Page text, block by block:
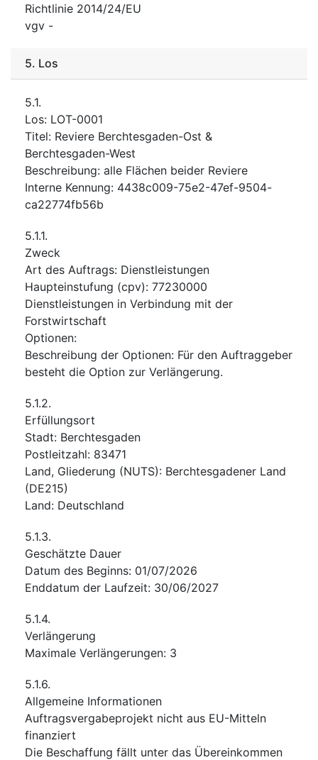
Richtlinie 2014/24/EU
vgv -
5. Los
5.1.
Los: LOT-0001
Titel: Reviere Berchtesgaden-Ost &
Berchtesgaden-West
Beschreibung: alle Flächen beider Reviere
Interne Kennung: 4438c009-75e2-47ef-9504-
ca22774fb56b
5.1.1.
Zweck
Art des Auftrags: Dienstleistungen
Haupteinstufung (cpv): 77230000
Dienstleistungen in Verbindung mit der
Forstwirtschaft
Optionen:
Beschreibung der Optionen: Für den Auftraggeber
besteht die Option zur Verlängerung.
5.1.2.
Erfüllungsort
Stadt: Berchtesgaden
Postleitzahl: 83471
Land, Gliederung (NUTS): Berchtesgadener Land
(DE215)
Land: Deutschland
5.1.3.
Geschätzte Dauer
Datum des Beginns: 01/07/2026
Enddatum der Laufzeit: 30/06/2027
5.1.4.
Verlängerung
Maximale Verlängerungen: 3
5.1.6.
Allgemeine Informationen
Auftragsvergabeprojekt nicht aus EU-Mitteln
finanziert
Die Beschaffung fällt unter das Übereinkommen